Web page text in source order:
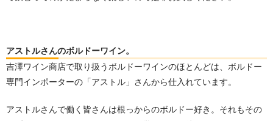
アストルさんのボルドーワイン。
吉澤ワイン商店で取り扱うボルドーワインのほとんどは、ボルドー
専門インポーターの「アストル」さんから仕入れています。
アストルさんで働く皆さんは根っからのボルドー好き。それもその